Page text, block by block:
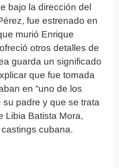
bajo la dirección del
fue estrenado en
murió Enrique
otros detalles de
guarda un significado
que fue tomada
en “uno de los
su padre y que se trata
Libia Batista Mora,
cubana.